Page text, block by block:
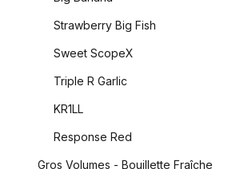
Strawberry Big Fish
Sweet ScopeX
Triple R Garlic
KR1LL
Response Red
Gros Volumes - Bouillette Fraîche